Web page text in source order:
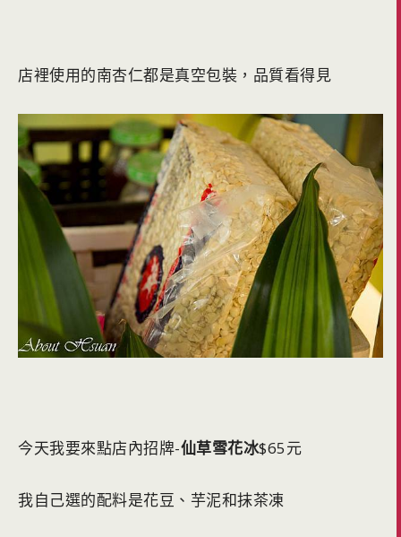
店裡使用的南杏仁都是真空包裝，品質看得見
今天我要來點店內招牌-仙草雪花冰$65元
我自己選的配料是花豆、芋泥和抹茶凍